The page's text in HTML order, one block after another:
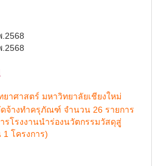
ยาศาสตร์ มหาวิทยาลัยเชียงใหม่
จ้างทำครุภัณฑ์ จำนวน 26 รายการ
รโรงงานนำร่องนวัตกรรมวัสดุสูู่
โครงการ)